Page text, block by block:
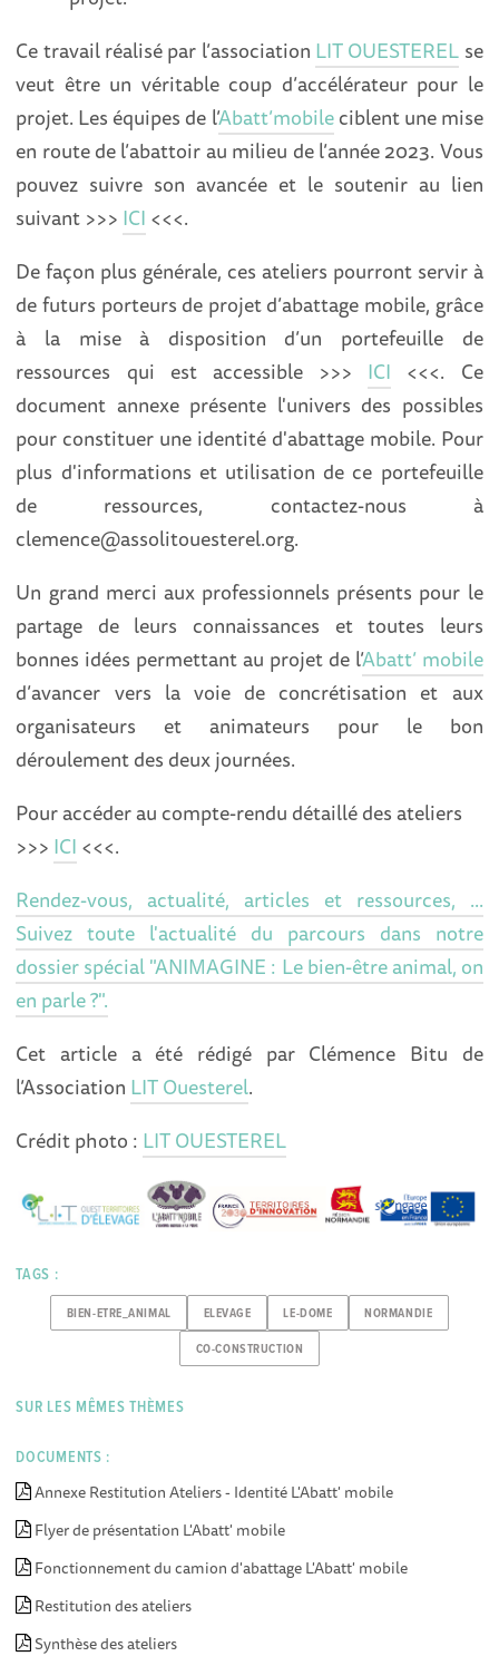
Ce travail réalisé par l’association LIT OUESTEREL se
veut être un véritable coup d’accélérateur pour le
projet. Les équipes de l’Abatt’mobileciblent une mise
en route de l’abattoir au milieu de l’année 2023. Vous
pouvez suivre son avancée et le soutenir au lien
suivant >>> ICI <<<.
De façon plus générale, ces ateliers pourront servir à
de futurs porteurs de projet d’abattage mobile, grâce
à la mise à disposition d’un portefeuille de
ressources qui est accessible >>> ICI <<<. Ce
document annexe présente l'univers des possibles
pour constituer une identité d'abattage mobile. Pour
plus d'informations et utilisation de ce portefeuille
de ressources, contactez-nous à
clemence@assolitouesterel.org.
Un grand merci aux professionnels présents pour le
partage de leurs connaissances et toutes leurs
bonnes idées permettant au projet de l’Abatt’ mobile
d’avancer vers la voie de concrétisation et aux
organisateurs et animateurs pour le bon
déroulement des deux journées.
Pour accéder au compte-rendu détaillé des ateliers
>>> ICI <<<.
Rendez-vous, actualité, articles et ressources, ...
Suivez toute l'actualité du parcours dans notre
dossier spécial "ANIMAGINE : Le bien-être animal, on
en parle ?".
Cet article a été rédigé par Clémence Bitu de
l’Association LIT Ouesterel.
Crédit photo : LIT OUESTEREL
TAGS :
BIEN-ETRE_ANIMAL ELEVAGE LE-DOME NORMANDIE
CO-CONSTRUCTION
SUR LES MÊMES THÈMES
DOCUMENTS :
Annexe Restitution Ateliers - Identité L'Abatt' mobile
Flyer de présentation L'Abatt' mobile
Fonctionnement du camion d'abattage L'Abatt' mobile
Restitution des ateliers
Synthèse des ateliers